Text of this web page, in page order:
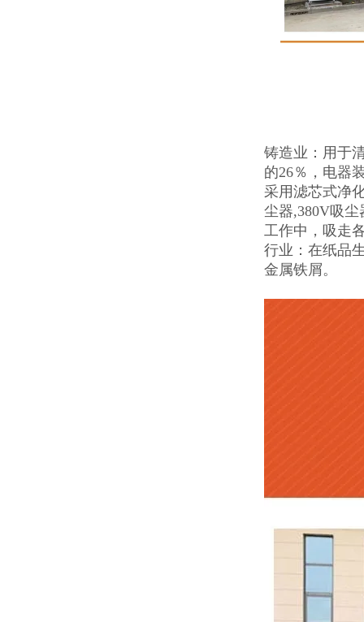
铸造业：用于
的26％，电器
采用滤芯式净
尘器,380V吸
工作中，吸走
行业：在纸品
金属铁屑。